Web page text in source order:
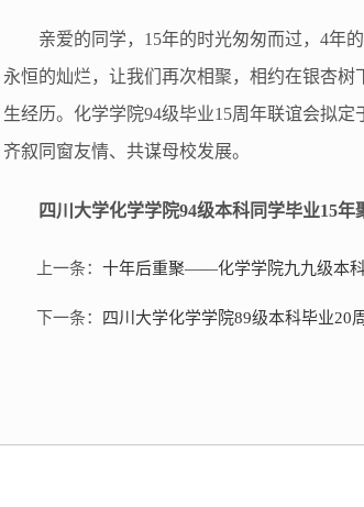
亲爱的同学，15年的时光匆匆而过，4年
永恒的灿烂，让我们再次相聚，相约在银杏
生经历。化学学院94级毕业15周年联谊会拟
齐叙同窗友情、共谋母校发展。
四川大学化学学院94级本科同学毕业15年
上一条： 十年后重聚——化学学院九九级本
下一条： 四川大学化学学院89级本科毕业20